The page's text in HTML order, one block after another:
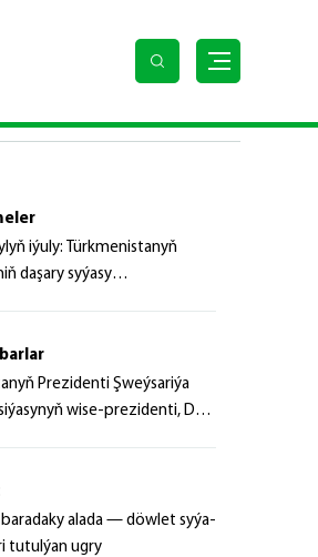
we professor-mugallymlaryna
iýuly: Türkmenistanyň
daşary syýasy
Prezidenti Şweý­sa­ri­ýa
wi­se-prezidenti, Da­
ba­ra­da­ky ala­da — döw­let sy­ýa­
tu­tul­ýan ug­ry